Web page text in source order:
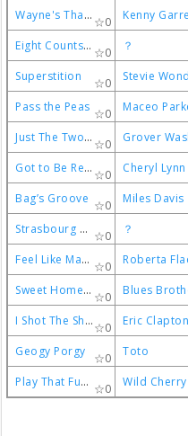
Wayne's Thang
0 Kenny
Eight Counts For Rita
0 ？
Superstition
0 Stevie
Pass the Peas
0 Maceo
Just The Two of Us
0
Got to Be Real
0 Cheryl Lynn
Bag’s Groove
0 Miles Davis
Strasbourg – St.Denis
0 ？
Feel Like Making Love
0 Roberta
Sweet Home Chicago
0 Blues
I Shot The Sheriff
0 Eric Clapton
Geogy Porgy
0 Toto
Play That Funky Music
0 Wild Cherry
Wayne's Thang
0 Kenny
Eight Counts For Rita
0 ？
Superstition
0 Stevie
Pass the Peas
0 Maceo
Just The Two of Us
0
Got to Be Real
0 Cheryl Lynn
Bag’s Groove
0 Miles Davis
Strasbourg – St.Denis
0 ？
Feel Like Making Love
0 Roberta
Sweet Home Chicago
0 Blues
I Shot The Sheriff
0 Eric Clapton
Geogy Porgy
0 Toto
Play That Funky Music
0 Wild Cherry
Wayne's Thang
0 Kenny
Eight Counts For Rita
0 ？
Superstition
0 Stevie
Pass the Peas
0 Maceo
Just The Two of Us
0
Got to Be Real
0 Cheryl Lynn
Bag’s Groove
0 Miles Davis
Strasbourg – St.Denis
0 ？
Feel Like Making Love
0 Roberta
Sweet Home Chicago
0 Blues
I Shot The Sheriff
0 Eric Clapton
Geogy Porgy
0 Toto
Play That Funky Music
0 Wild Cherry
Wayne's Thang
0 Kenny
Eight Counts For Rita
0 ？
Superstition
0 Stevie
Pass the Peas
0 Maceo
Just The Two of Us
0
Got to Be Real
0 Cheryl Lynn
Bag’s Groove
0 Miles Davis
Strasbourg – St.Denis
0 ？
Feel Like Making Love
0 Roberta
Sweet Home Chicago
0 Blues
I Shot The Sheriff
0 Eric Clapton
Geogy Porgy
0 Toto
Play That Funky Music
0 Wild Cherry